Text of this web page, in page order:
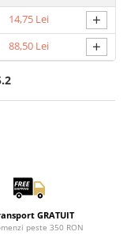
14,75 Lei +
88,50 Lei +
GRATUIT
peste 350 RON